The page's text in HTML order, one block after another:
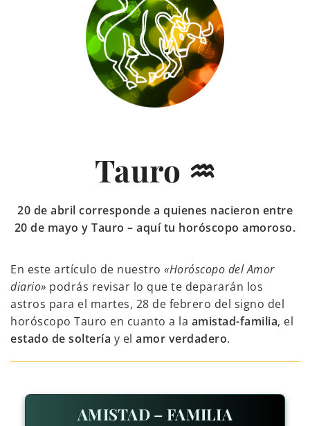
Tauro ♒
20 de abril corresponde a quienes nacieron entre
20 de mayo y Tauro – aquí tu horóscopo amoroso.
En este artículo de nuestro «Horóscopo del Amor
diario» podrás revisar lo que te depararán los
astros para el martes, 28 de febrero del signo del
horóscopo Tauro en cuanto a la amistad-familia, el
estado de soltería y el amor verdadero.
AMISTAD – FAMILIA